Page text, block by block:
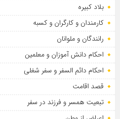
بلاد کبیره
کارمندان و کارگران و کسبه
رانندگان و ملوانان
احکام دانش آموزان و معلمین
احکام دائم السفر و سفر شغلی
قصد اقامت
تبعیت همسر و فرزند در سفر